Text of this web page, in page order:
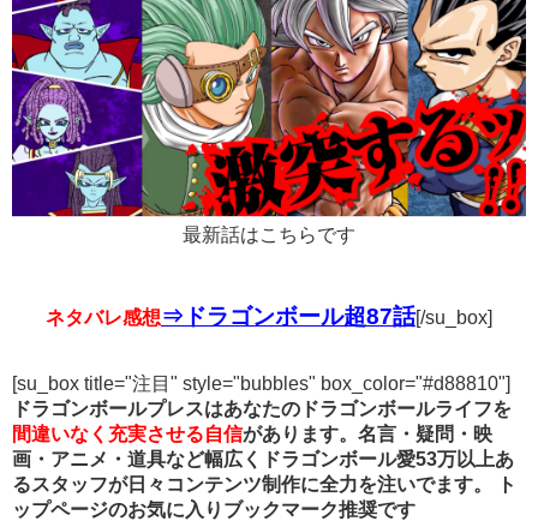
最新話はこちらです
ネタバレ感想⇒ドラゴンボール超87話[/su_box]
[su_box title="注目" style="bubbles" box_color="#d88810"]
ドラゴンボールプレスはあなたのドラゴンボールライフを
間違いなく充実させる自信があります。名言・疑問・映
画・アニメ・道具など幅広くドラゴンボール愛53万以上あ
るスタッフが日々コンテンツ制作に全力を注いでます。
ト
ップページのお気に入りブックマーク推奨です